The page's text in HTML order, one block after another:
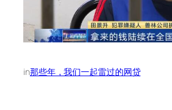
in那些年，我们一起雷过的网贷